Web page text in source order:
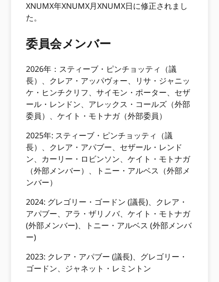
XNUMX年XNUMX月XNUMX日に修正されまし
た。
委員会メンバー
2026年：スティーブ・ピンチョッティ（議
長）、クレア・アッパヴォー、リサ・ジャニッ
ケ・ヒンチクリフ、サイモン・ポーター、セザ
ール・レンドン、アレックス・コールズ（外部
委員）、ケイト・モトナガ（外部委員）
2025年: スティーブ・ピンチョッティ（議
長）、クレア・アパブー、セザール・レンド
ン、カーリー・ロビンソン、ケイト・モトナガ
（外部メンバー）、トニー・アルベス（外部メ
ンバー）
2024: グレゴリー・ゴードン (議長)、クレア・
アパブー、アラ・ザリノバ、ケイト・モトナガ
(外部メンバー)、トニー・アルベス (外部メンバ
ー)
2023: クレア・アパブー (議長)、グレゴリー・
ゴードン、ジャネット・レミントン